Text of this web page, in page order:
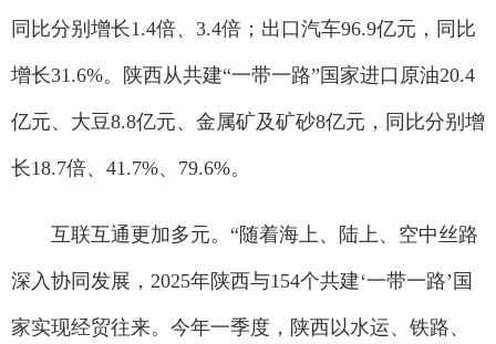
同比分别增长1.4倍、3.4倍；出口汽车96.9亿元，同比
增长31.6%。陕西从共建“一带一路”国家进口原油20.4
亿元、大豆8.8亿元、金属矿及矿砂8亿元，同比分别增
长18.7倍、41.7%、79.6%。
互联互通更加多元。“随着海上、陆上、空中丝路
深入协同发展，2025年陕西与154个共建‘一带一路’国
家实现经贸往来。今年一季度，陕西以水运、铁路、